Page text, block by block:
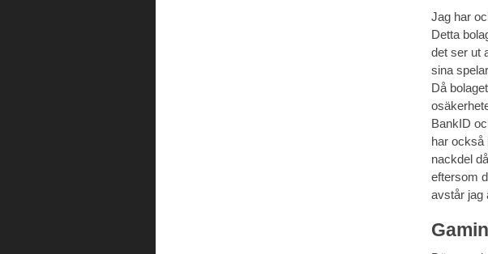
Jag har
Detta
det ser ut
sina
Då
BankID
har också
nackdel
eftersom
avstår jag